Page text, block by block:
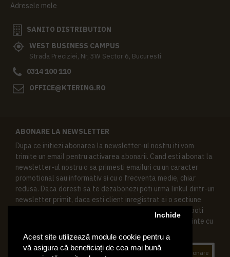
Acest site utilizează module cookie pentru a
vă asigura că beneficiați de cea mai bună
Inchide
Adresele mele
SANITO DISTRIBUTION
WEST BUSINESS CAMPUS
Strada Preciziei, Nr, 3W Sector 6, Bucuresti
0314 100 110
OFFICE@KTERING.RO
ABONARE LA NEWSLETTER
Dupa ce initiezi abonarea la newsletter-ul nostru iti vom
trimite un email pentru activarea abonarii. Cand esti abonat la
newsletter-ul nostru o sa primesti emailuri cu un caracter
promotional sau informativ si cu o frecventa medie, chiar
redusa. Daca doresti sa te dezabonezi poti urma linkul dintr-un
newsletter primit, daca esti client inregistrat ai o sectiune
speciala in contul tau in acest scop, si de asemenea ne poti
contacta oricand pe email pentru orice intrebari sau cerinte cu
Abonare